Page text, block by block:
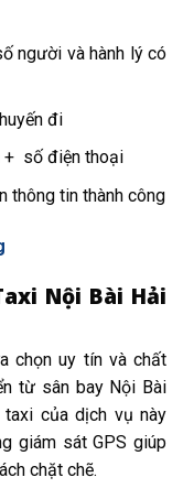
người và hành lýcó
đi
+ số điện thoại
thông tinthành công
Nội Bài Hải
chọn uy tín và chất
từ sân bay Nội Bài
của dịch vụ này
giám sát GPS giúp
chặt chẽ.